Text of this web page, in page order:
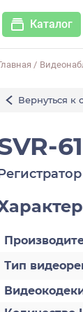
Каталог
/
Вернуться к
Тип